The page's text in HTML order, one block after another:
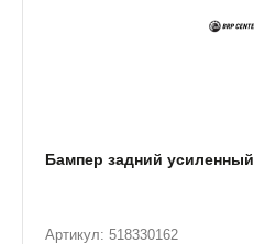
Бампер задний усиленный
Артикул: 518330162